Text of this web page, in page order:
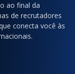
ao final da
de recrutadores
conecta você às